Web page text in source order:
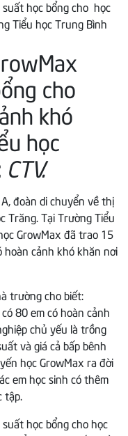
cho
khó
học
CTV.
đoàn di chuyển về thị
Trăng. Tại Trường Tiểu
GrowMax đã trao 15
hoàn cảnh khó khăn nơi
trường cho biết:
80 em có hoàn cảnh
chủ yếu là trồng
và giá cả bấp bênh
học GrowMax ra đời
em học sinh có thêm
tập.